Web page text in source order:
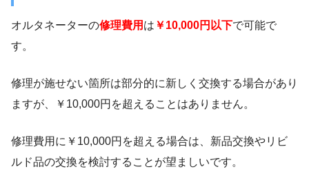
オルタネーターの修理費用 は ￥10,000円以下で可能で
す。
修理が施せない箇所は部分的に新しく交換する場合があり
ますが、￥10,000円を超えることはありません。
修理費用に￥10,000円を超える場合は、新品交換やリビ
ルド品の交換を検討することが望ましいです。